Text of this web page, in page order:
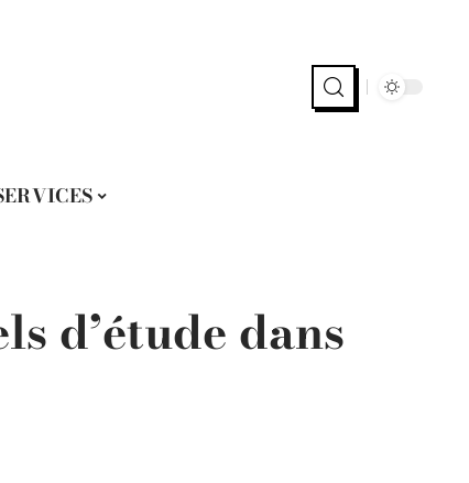
d’étude dans